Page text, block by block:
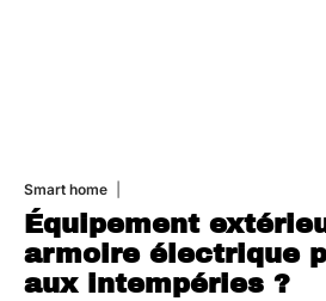
Smart home
Équipement
armoire électrique
aux intempéries ?